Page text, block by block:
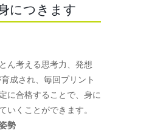
につきます
ん考える思考力、発想
育成され、毎回プリント
に合格することで、身に
いくことができます。
勢